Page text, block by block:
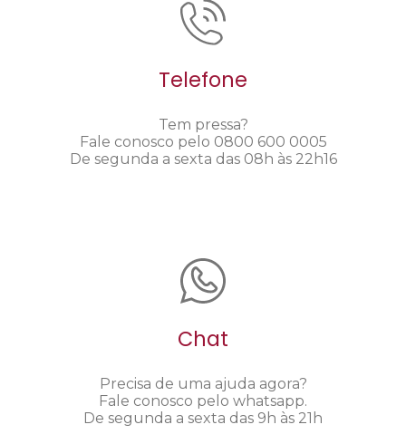
Telefone
Tem pressa?
Fale conosco pelo 0800 600 0005
De segunda a sexta das 08h às 22h16
Chat
Precisa de uma ajuda agora?
Fale conosco pelo whatsapp.
De segunda a sexta das 9h às 21h